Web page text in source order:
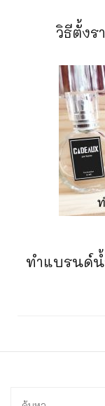
วิธีตั้งร
ทำแบรนด์